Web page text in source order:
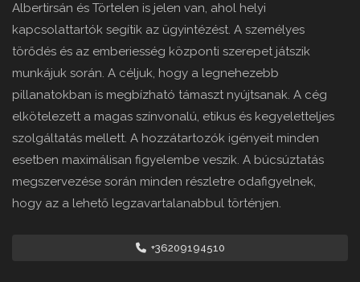
Albertirsán és Törtelen is jelen van, ahol helyi
kapcsolattartók segítik az ügyintézést. A személyes
törődés és az emberiesség központi szerepet játszik
munkájuk során. A céljuk, hogy a legnehezebb
pillanatokban is megbízható támaszt nyújtsanak. A cég
elkötelezett a magas színvonalú, etikus és kegyeletteljes
szolgáltatás mellett. A hozzátartozók igényeit minden
esetben maximálisan figyelembe veszik. A búcsúztatás
megszervezése során minden részletre odafigyelnek,
hogy az a lehető legzavartalanabbul történjen.
+36209194510